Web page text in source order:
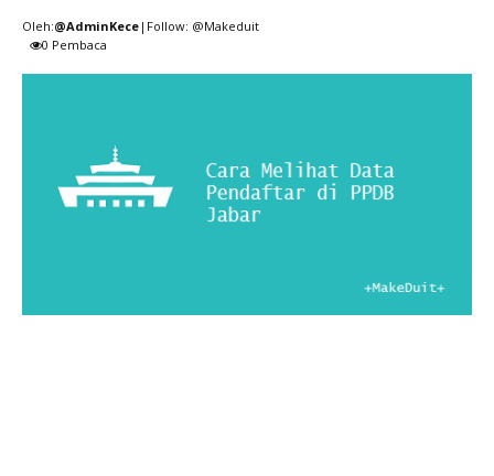
Oleh:@AdminKece |Follow: @Makeduit
0 Pembaca